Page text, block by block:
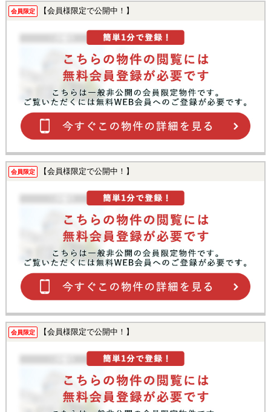
会員限定 【会員様限定で公開中！】
会員限定 【会員様限定で公開中！】
会員限定 【会員様限定で公開中！】